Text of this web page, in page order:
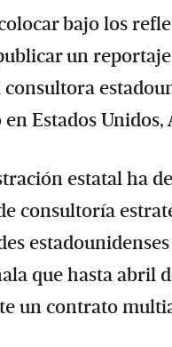
bajo los
un
Estados
estatal ha
consultoría
que hasta abril
un contrato